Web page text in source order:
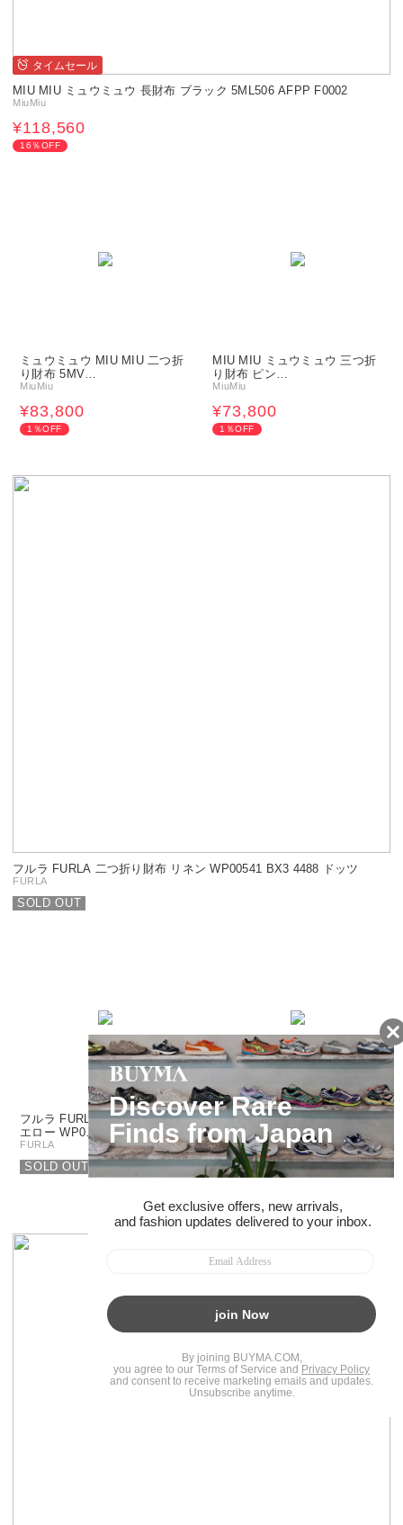
タイムセール
MIU MIU ミュウミュウ 長財布 ブラック 5ML506 AFPP F0002
MiuMiu
¥118,560
16％OFF
ミュウミュウ MIU MIU 二つ折
り財布 5MV…
MiuMiu
¥83,800
1％OFF
MIU MIU ミュウミュウ 三つ折
り財布 ピン…
MiuMiu
¥73,800
1％OFF
フルラ FURLA 二つ折り財布 リネン WP00541 BX3 4488 ドッツ
FURLA
SOLD OUT
フルラ FURLA 二つ折り財布 イ
エロー WP0…
FURLA
SOLD OUT
タイムセール
フルラ FURLA 二つ折り財布 W
P00304 ARE…
FURLA
¥11,060